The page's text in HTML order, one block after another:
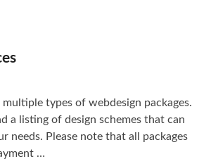
types of webdesign packages.
a listing of design schemes that can
needs. Please note that all packages
…